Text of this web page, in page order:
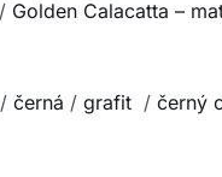
/ Golden Calacatta –
černá / grafit / černý